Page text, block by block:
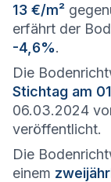
13 €/m²
erfährt der
-4,6%.
Die
Stichtag am
06.03.2024
veröffentlicht.
Die
einem